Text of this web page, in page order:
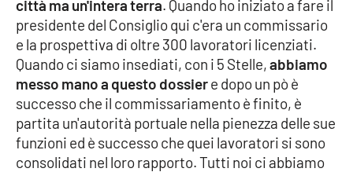
città ma un'intera terra. Quando ho iniziato a fare il
presidente del Consiglio qui c'era un commissario
e la prospettiva di oltre 300 lavoratori licenziati.
Quando ci siamo insediati, con i 5 Stelle,abbiamo
messo mano a questo dossiere dopo un pò è
successo che il commissariamento è finito, è
partita un'autorità portuale nella pienezza delle sue
funzioni ed è successo che quei lavoratori si sono
consolidati nel loro rapporto. Tutti noi ci abbiamo